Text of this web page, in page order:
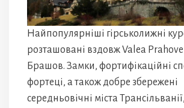
Найпопулярніші гірськолижні
розташовані вздовж Valea
Брашов. Замки, фортифікаційні
фортеці, а також добре збережені
середньовічні міста